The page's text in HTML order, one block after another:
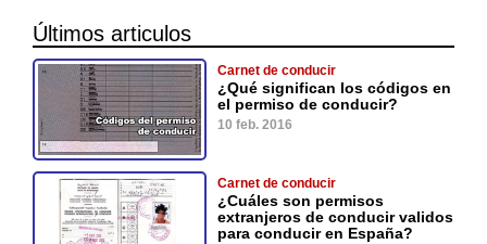
Últimos articulos
Carnet de conducir
¿Qué significan los códigos en
el permiso de conducir?
10 feb. 2016
Carnet de conducir
¿Cuáles son permisos
extranjeros de conducir validos
para conducir en España?